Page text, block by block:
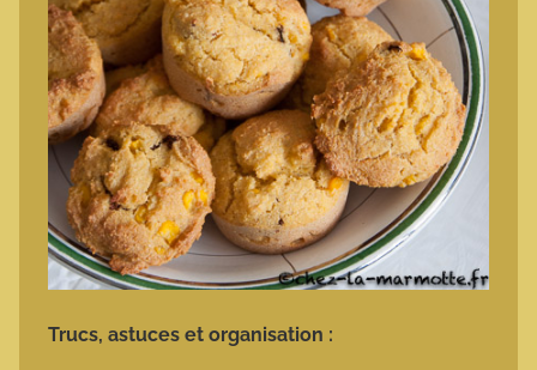
Trucs, astuces et organisation :